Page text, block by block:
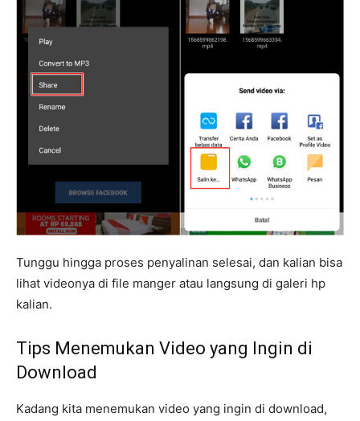
Tunggu hingga proses penyalinan selesai, dan kalian bisa
lihat videonya di file manger atau langsung di galeri hp
kalian.
Tips Menemukan Video yang Ingin di
Download
Kadang kita menemukan video yang ingin di download,